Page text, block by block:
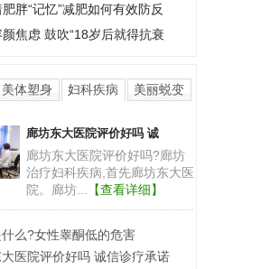
胖“记忆”减肥如何有效防反
焦虑 鼓吹“18岁后就得抗衰
美体塑身 妇科疾病 美丽蜕变
廊坊东大医院评价好吗 诚
廊坊东大医院评价好吗?廊坊
治疗妇科疾病,首先廊坊东大医
院。廊坊...
【查看详细】
么?女性睾酮低的危害
医院评价好吗 诚信诊疗承诺